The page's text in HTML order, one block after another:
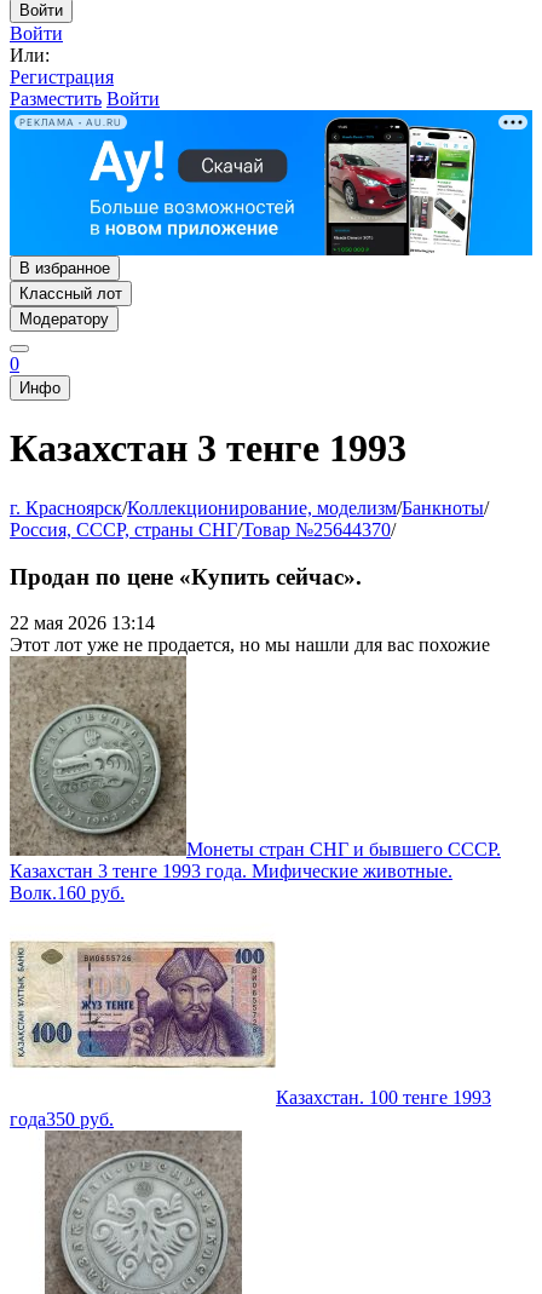
Войти
Войти
Или:
Регистрация
Разместить Войти
РЕКЛАМА • AU.RU
В избранное
Классный лот
Модератору
0
Инфо
Казахстан 3 тенге 1993
г. Красноярск/Коллекционирование, моделизм/Банкноты/
Россия, СССР, страны СНГ/Товар №25644370/
Продан по цене «Купить сейчас».
22 мая 2026 13:14
Этот лот уже не продается, но мы нашли для вас похожие
Монеты стран СНГ и бывшего СССР.
Казахстан 3 тенге 1993 года. Мифические животные.
Волк.160 руб.
Казахстан. 100 тенге 1993
года350 руб.